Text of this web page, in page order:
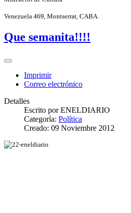
Venezuela 469, Montserrat, CABA.
Que semanita!!!!
Imprimir
Correo electrónico
Detalles
Escrito porENELDIARIO
Categoría: Política
Creado: 09 Noviembre 2012